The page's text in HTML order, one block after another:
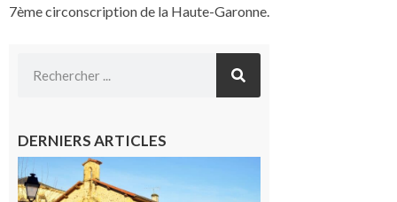
7ème circonscription de la Haute-Garonne.
DERNIERS ARTICLES